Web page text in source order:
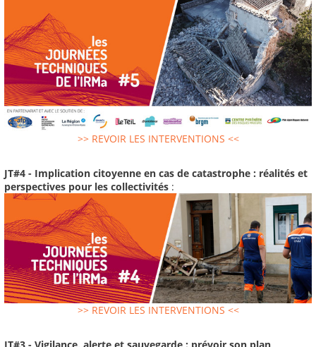
>> REVOIR LES INTERVENTIONS <<
JT#4 - Implication citoyenne en cas de catastrophe : réalités et
perspectives pour les collectivités :
>> REVOIR LES INTERVENTIONS <<